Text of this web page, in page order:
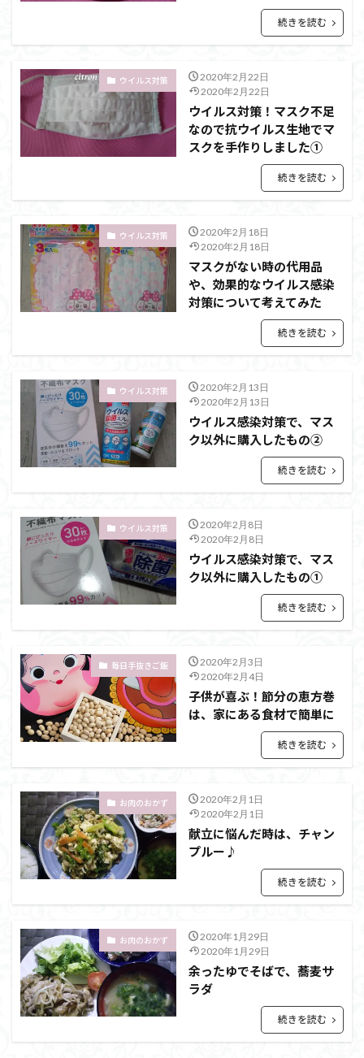
続きを読む
ウイルス対策
2020年2月22日
2020年2月22日
ウイルス対策！マスク不足
なので抗ウイルス生地でマ
スクを手作りしました①
続きを読む
ウイルス対策
2020年2月18日
2020年2月18日
マスクがない時の代用品
や、効果的なウイルス感染
対策について考えてみた
続きを読む
ウイルス対策
2020年2月13日
2020年2月13日
ウイルス感染対策で、マス
ク以外に購入したもの②
続きを読む
ウイルス対策
2020年2月8日
2020年2月8日
ウイルス感染対策で、マス
ク以外に購入したもの①
続きを読む
毎日手抜きご飯
2020年2月3日
2020年2月4日
子供が喜ぶ！節分の恵方巻
は、家にある食材で簡単に
続きを読む
お肉のおかず
2020年2月1日
2020年2月1日
献立に悩んだ時は、チャン
プルー♪
続きを読む
お肉のおかず
2020年1月29日
2020年1月29日
余ったゆでそばで、蕎麦サ
ラダ
続きを読む